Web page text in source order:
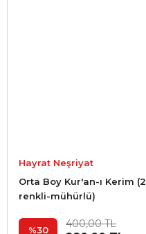
Hayrat Neşriyat
Orta Boy Kur'an-ı Kerim (2
renkli-mühürlü)
%30
400,00 TL